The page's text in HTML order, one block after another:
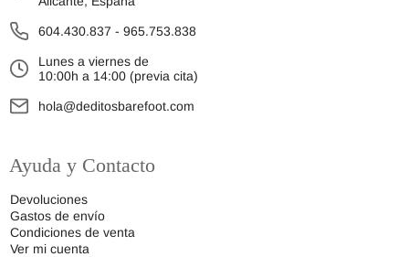
604.430.837 - 965.753.838
Lunes a viernes de
10:00h a 14:00 (previa cita)
hola@deditosbarefoot.com
Ayuda y Contacto
Devoluciones
Gastos de envío
Condiciones de venta
Ver mi cuenta